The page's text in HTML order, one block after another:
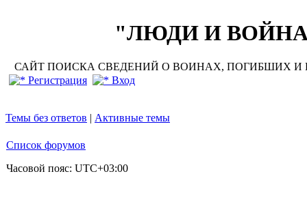
"ЛЮДИ И ВОЙНА"
САЙТ ПОИСКА СВЕДЕНИЙ О ВОИНАХ, ПОГИБШИХ И
Регистрация
Вход
Темы без ответов | Активные темы
Список форумов
Часовой пояс: UTC+03:00